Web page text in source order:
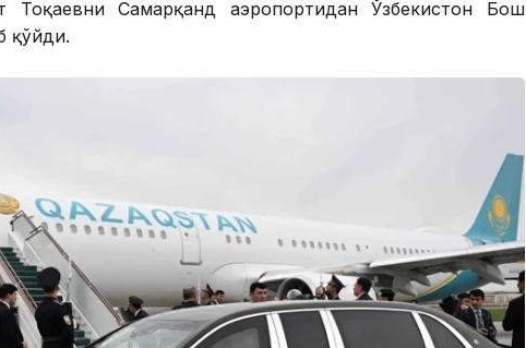
Тоқаевни Самарқанд аэропортидан Ўзбекистон Бош
қўйди.